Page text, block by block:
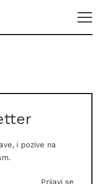
i pozive na